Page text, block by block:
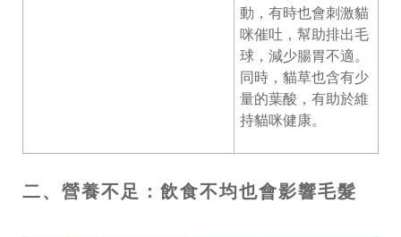
動，有時也會刺激貓
咪催吐，幫助排出毛
球，減少腸胃不適。
同時，貓草也含有少
量的葉酸，有助於維
持貓咪健康。
二、營養不足：飲食不均也會影響毛髮